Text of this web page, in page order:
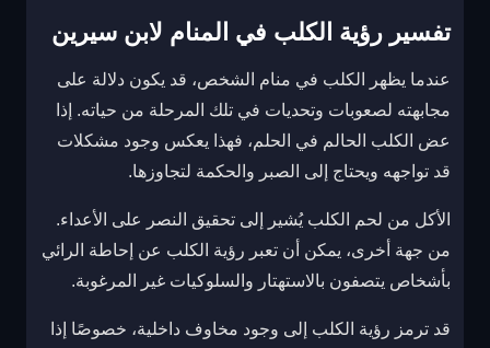
تفسير رؤية الكلب في المنام لابن سيرين
عندما يظهر الكلب في منام الشخص، قد يكون دلالة على
مجابهته لصعوبات وتحديات في تلك المرحلة من حياته. إذا
عض الكلب الحالم في الحلم، فهذا يعكس وجود مشكلات
قد تواجهه ويحتاج إلى الصبر والحكمة لتجاوزها.
الأكل من لحم الكلب يُشير إلى تحقيق النصر على الأعداء.
من جهة أخرى، يمكن أن تعبر رؤية الكلب عن إحاطة الرائي
بأشخاص يتصفون بالاستهتار والسلوكيات غير المرغوبة.
قد ترمز رؤية الكلب إلى وجود مخاوف داخلية، خصوصًا إذا